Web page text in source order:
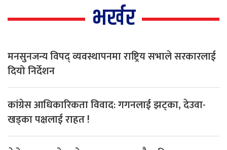
भर्खर
मनसुनजन्य विपद् व्यवस्थापनमा राष्ट्रिय सभाले सरकारलाई
दियो निर्देशन
कांग्रेस आधिकारिकता विवाद: गगनलाई झट्का, देउवा-
खड्का पक्षलाई राहत !